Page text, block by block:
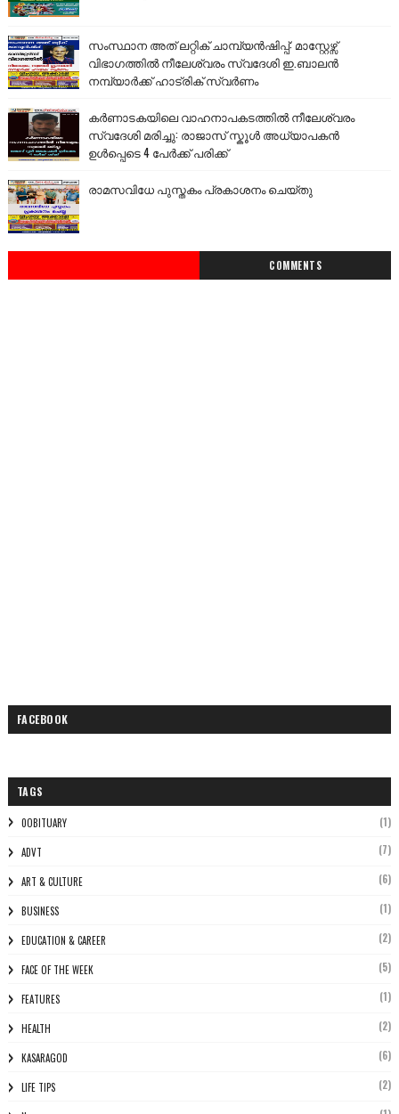
സംസ്ഥാന അത് ലറ്റിക് ചാമ്പ്യൻഷിപ്പ്: മാസ്റ്റേഴ്സ്
വിഭാഗത്തിൽ നീലേശ്വരം സ്വദേശി ഇ.ബാലൻ
നമ്പ്യാർക്ക് ഹാട്രിക് സ്വർണം
കർണാടകയിലെ വാഹനാപകടത്തിൽ നീലേശ്വരം
സ്വദേശി മരിച്ചു: രാജാസ് സ്കൂൾ അധ്യാപകൻ
ഉൾപ്പെടെ 4 പേർക്ക് പരിക്ക്
രാമസവിധേ പുസ്തകം പ്രകാശനം ചെയ്തു
COMMENTS
FACEBOOK
TAGS
0OBITUARY (1)
ADVT (7)
ART & CULTURE (6)
BUSINESS (1)
EDUCATION & CAREER (2)
FACE OF THE WEEK (5)
FEATURES (1)
HEALTH (2)
KASARAGOD (6)
LIFE TIPS (2)